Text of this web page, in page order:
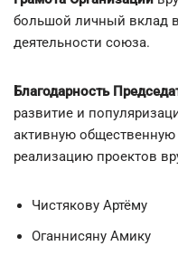
большой личный вклад
деятельности союза.
Благодарность
развитие и
активную
реализацию проектов
Чистякову Артёму
Оганнисяну Амику